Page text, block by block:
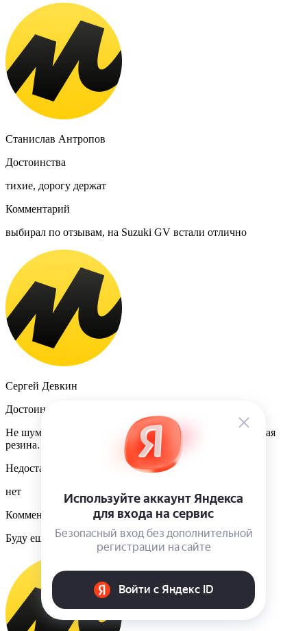
Станислав Антропов
Достоинства
тихие, дорогу держат
Комментарий
выбирал по отзывам, на Suzuki GV встали отлично
Сергей Девкин
Достоинства
Не шумная, мягкая. балансировка 10-15 грамм. Отличная
резина. Не уступает Европейским брендам
Недостатки
нет
Комментарий
Буду ещё заказывать